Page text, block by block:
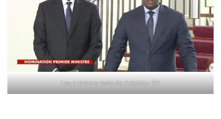
Les premiers mots de Amadou BA